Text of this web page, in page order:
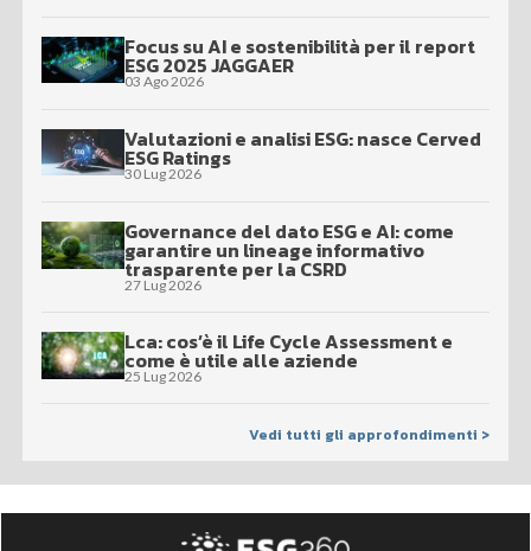
Focus su AI e sostenibilità per il report
ESG 2025 JAGGAER
03 Ago 2026
Valutazioni e analisi ESG: nasce Cerved
ESG Ratings
30 Lug 2026
Governance del dato ESG e AI: come
garantire un lineage informativo
trasparente per la CSRD
27 Lug 2026
Lca: cos’è il Life Cycle Assessment e
come è utile alle aziende
25 Lug 2026
Vedi tutti gli approfondimenti >